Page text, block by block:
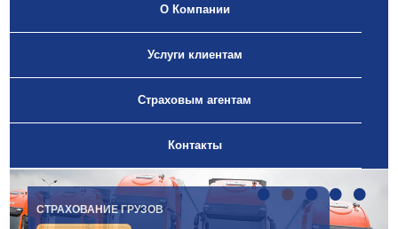
О Компании
Услуги клиентам
Страховым агентам
Контакты
ДОБРОВОЛЬНОЕ МЕДИЦИНСКОЕ СТРАХОВАНИЕ
СТРАХОВАНИЕ ГРУЗОВ •••••